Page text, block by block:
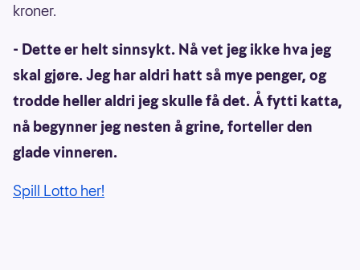
kroner.
- Dette er helt sinnsykt. Nå vet jeg ikke hva jeg
skal gjøre. Jeg har aldri hatt så mye penger, og
trodde heller aldri jeg skulle få det. Å fytti katta,
nå begynner jeg nesten å grine, forteller den
glade vinneren.
Spill Lotto her!